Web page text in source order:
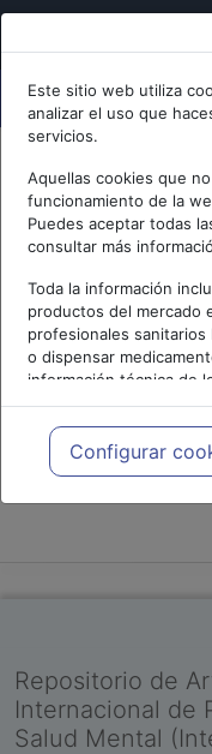
Este sitio web utiliza
analizar el uso que
servicios.
Aquellas cookies que
funcionamiento de la
Puedes aceptar todas
consultar más
Toda la información
productos del mercado
profesionales
o dispensar
información técnica de
meramente
profesionales
cada caso concreto, el
necesidades del
Configurar
Repositorio de
Internacional de
Salud Mental